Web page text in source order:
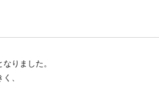
りました。
、